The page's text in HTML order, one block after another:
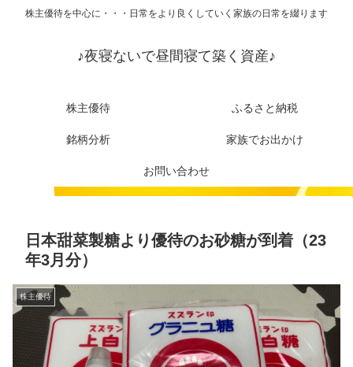
株主優待を中心に・・・日常をより良くしていく家族の日常を綴ります
♪夜寝ないで昼間寝て築く資産♪
株主優待 ふるさと納税
銘柄分析 家族でお出かけ
お問い合わせ
日本甜菜製糖より優待のお砂糖が到着（23
年3月分）
株主優待